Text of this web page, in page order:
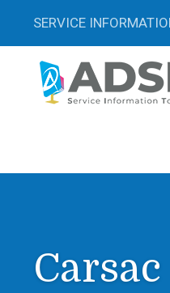
SERVICE
Carsac
Carsac